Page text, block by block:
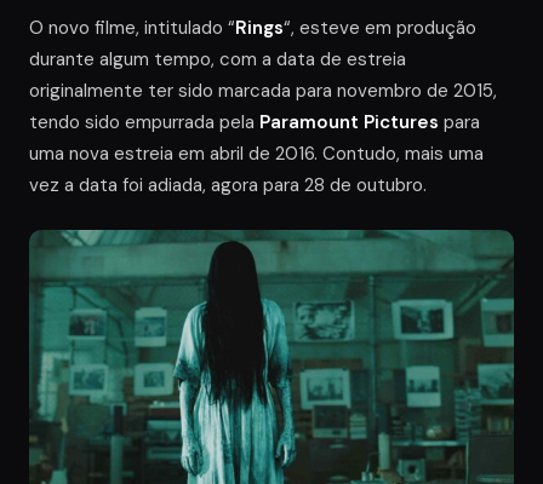
O novo filme, intitulado “Rings“, esteve em produção
durante algum tempo, com a data de estreia
originalmente ter sido marcada para novembro de 2015,
tendo sido empurrada pela Paramount Pictures para
uma nova estreia em abril de 2016. Contudo, mais uma
vez a data foi adiada, agora para 28 de outubro.